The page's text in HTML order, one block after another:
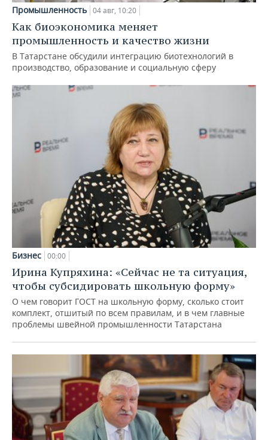
Промышленность 04 авг, 10:20
Как биоэкономика меняет
промышленность и качество жизни
В Татарстане обсудили интеграцию биотехнологий в
производство, образование и социальную сферу
Бизнес 00:00
Ирина Купряхина: «Сейчас не та ситуация,
чтобы субсидировать школьную форму»
О чем говорит ГОСТ на школьную форму, сколько стоит
комплект, отшитый по всем правилам, и в чем главные
проблемы швейной промышленности Татарстана